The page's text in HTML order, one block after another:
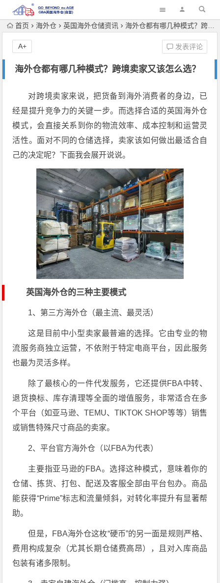
首页 海外仓 英国海外仓储资讯 海外仓都有哪几种模式？跨境卖家又该怎么选？
海外仓都有哪几种模式？跨境卖家又该怎么选？
发表评论
A+
对跨境卖家来说，把货备到海外消费者的身边，已
经是提升竞争力的关键一步。而选择合适的英国海外仓
模式，会直接关系到你的物流效率、成本控制和运营灵
活性。面对不同的仓储选择，卖家该如何做出最适合自
己的决定呢？下面我会展开说说。
英国海外仓的三种主要模式
1、第三方海外仓（最主流、最灵活）
这是目前中小型卖家最普遍的选择。它由专业的物
流服务商独立运营，不依附于特定电商平台，因此服务
也最为灵活多样。
除了最核心的一件代发服务，它还提供FBA中转、
退货换标、库存清理等全面的增值服务，非常适合在多
个平台（如亚马逊、TEMU、TIKTOK SHOP等等）销售
或销售特殊尺寸商品的卖家。
2、平台官方海外仓（以FBA为代表）
主要指亚马逊的FBA。选择这种模式，意味着你的
仓储、拣货、打包、配送及客服全部由平台包办。商品
能获得“Prime”标志和流量倾斜，对转化率提升有显著帮
助。
但是，FBA海外仓这枚“硬币”的另一面是规则严格、
费用构成复杂（尤其长期仓储费高昂），且对入库商品
包装有诸多限制。